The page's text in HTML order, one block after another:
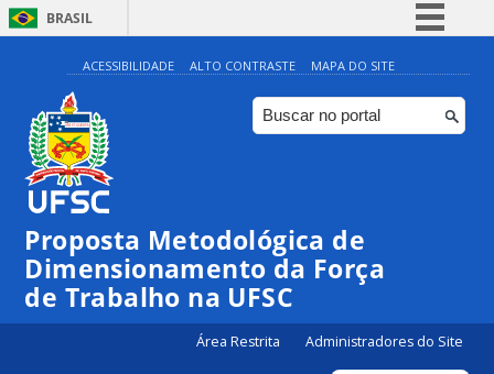
BRASIL
Simplifique!
Comunica BR
Participe
Canais
ACESSIBILIDADE ALTO CONTRASTE MAPA DO SITE
Proposta Metodológica de
Dimensionamento da Força
de Trabalho na UFSC
Área Restrita Administradores do Site